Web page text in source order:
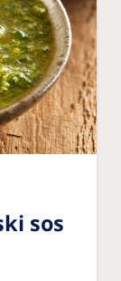
sos